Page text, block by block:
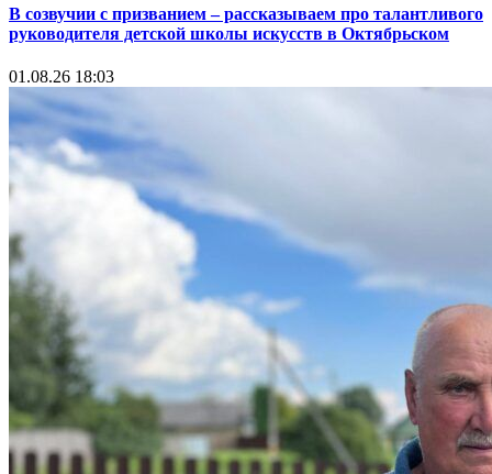
В созвучии с призванием – рассказываем про талантливого
руководителя детской школы искусств в Октябрьском
01.08.26 18:03